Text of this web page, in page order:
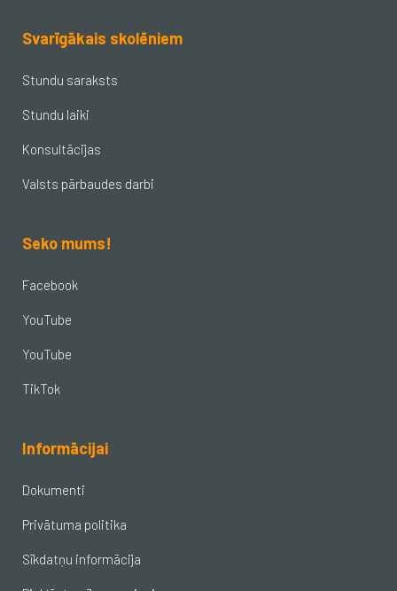
Svarīgākais skolēniem
Stundu saraksts
Stundu laiki
Konsultācijas
Valsts pārbaudes darbi
Seko mums!
Facebook
YouTube
YouTube
TikTok
Informācijai
Dokumenti
Privātuma politika
Sīkdatņu informācija